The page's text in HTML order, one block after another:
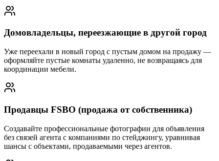
Домовладельцы, переезжающие в другой город
Уже переехали в новый город с пустым домом на продажу —
оформляйте пустые комнаты удаленно, не возвращаясь для
координации мебели.
Продавцы FSBO (продажа от собственника)
Создавайте профессиональные фотографии для объявления
без связей агента с компаниями по стейджингу, уравнивая
шансы с объектами, продаваемыми через агентов.